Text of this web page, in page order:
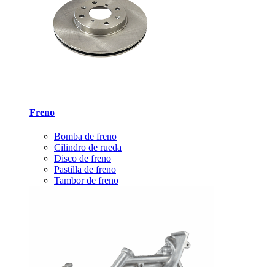
Freno
Bomba de freno
Cilindro de rueda
Disco de freno
Pastilla de freno
Tambor de freno